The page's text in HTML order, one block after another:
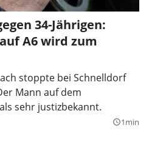
34-Jährigen:
A6 wird zum
stoppte bei Schnelldorf
Mann auf dem
sehr justizbekannt.
query_builder1min